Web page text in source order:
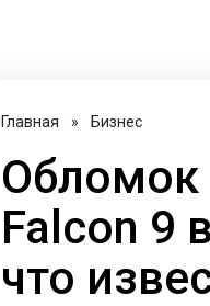
Главная » Бизнес
Обломок
Falcon 9
что